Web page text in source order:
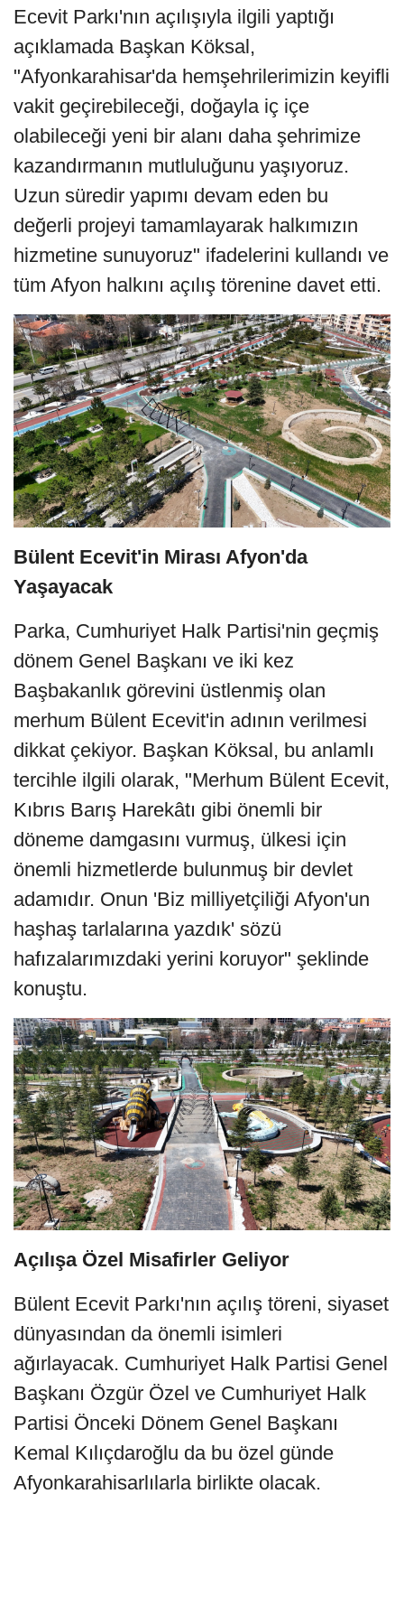
Ecevit Parkı'nın açılışıyla ilgili yaptığı
açıklamada Başkan Köksal,
"Afyonkarahisar'da hemşehrilerimizin keyifli
vakit geçirebileceği, doğayla iç içe
olabileceği yeni bir alanı daha şehrimize
kazandırmanın mutluluğunu yaşıyoruz.
Uzun süredir yapımı devam eden bu
değerli projeyi tamamlayarak halkımızın
hizmetine sunuyoruz" ifadelerini kullandı ve
tüm Afyon halkını açılış törenine davet etti.
Bülent Ecevit'in Mirası Afyon'da
Yaşayacak
Parka, Cumhuriyet Halk Partisi'nin geçmiş
dönem Genel Başkanı ve iki kez
Başbakanlık görevini üstlenmiş olan
merhum Bülent Ecevit'in adının verilmesi
dikkat çekiyor. Başkan Köksal, bu anlamlı
tercihle ilgili olarak, "Merhum Bülent Ecevit,
Kıbrıs Barış Harekâtı gibi önemli bir
döneme damgasını vurmuş, ülkesi için
önemli hizmetlerde bulunmuş bir devlet
adamıdır. Onun 'Biz milliyetçiliği Afyon'un
haşhaş tarlalarına yazdık' sözü
hafızalarımızdaki yerini koruyor" şeklinde
konuştu.
Açılışa Özel Misafirler Geliyor
Bülent Ecevit Parkı'nın açılış töreni, siyaset
dünyasından da önemli isimleri
ağırlayacak. Cumhuriyet Halk Partisi Genel
Başkanı Özgür Özel ve Cumhuriyet Halk
Partisi Önceki Dönem Genel Başkanı
Kemal Kılıçdaroğlu da bu özel günde
Afyonkarahisarlılarla birlikte olacak.